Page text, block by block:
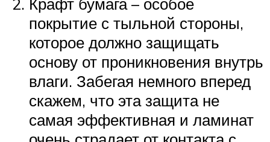
покрытие с тыльной стороны,
которое должно защищать
основу от проникновения внутрь
влаги. Забегая немного вперед
скажем, что эта защита не
самая эффективная и ламинат